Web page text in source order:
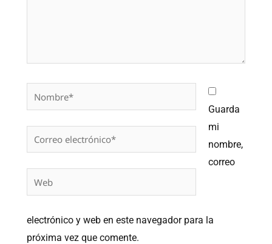
Nombre*
Correo
electrónico*
Web
Guarda
mi
nombre,
correo
electrónico y web en este navegador para la
próxima vez que comente.